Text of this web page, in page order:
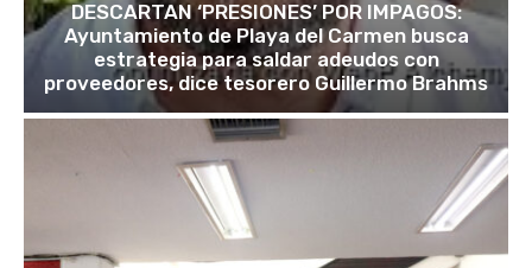
DESCARTAN ‘PRESIONES’ POR IMPAGOS:
Ayuntamiento de Playa del Carmen busca
estrategia para saldar adeudos con
proveedores, dice tesorero Guillermo Brahms